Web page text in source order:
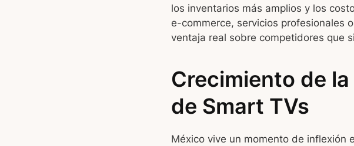
los inventarios más amplios y los
e-commerce, servicios profesionales
ventaja real sobre competidores que
Crecimiento de
de Smart TVs
México vive un momento de inflexión